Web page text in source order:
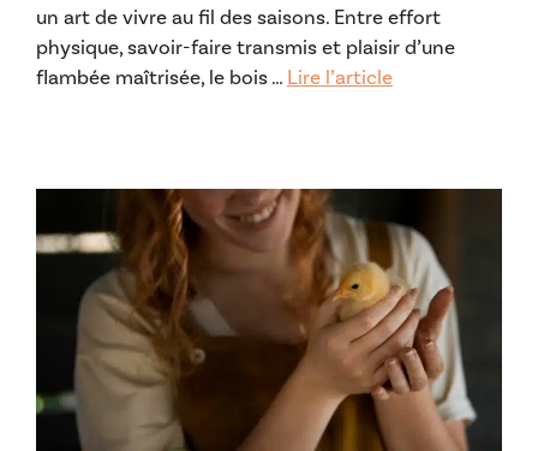
un art de vivre au fil des saisons. Entre effort
physique, savoir-faire transmis et plaisir d’une
flambée maîtrisée, le bois … Lire l’article